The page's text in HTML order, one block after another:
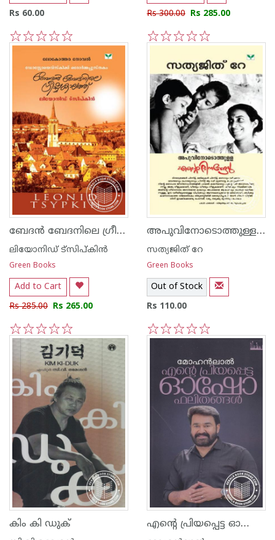
Rs 60.00
5
4
3
2
1
Rs 300.00 Rs 285.00
5
4
3
2
1
ബേദ‌ന്‍ ബേദനിലെ ഗ്രീഷ്മകാലത്ത്
ലിയോനിഡ് ട്സിപ്കിന്‍
Green Books
Add to Cart
Rs 285.00 Rs 265.00
5
4
3
2
1
അപുവിനോടൊത്തുള്ള എന്റെ ദിനങ്ങള്‍
സത്യജിത് റേ
Green Books
Out of Stock
Rs 110.00
5
4
3
2
1
കിം കി ഡുക് എന്റെ പ്രിയപ്പെട്ട ഓഷോ ഫലിതങ്ങള്‍